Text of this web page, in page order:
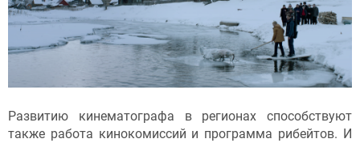
Развитию кинематографа в регионах способствуют
также работа кинокомиссий и программа рибейтов. И